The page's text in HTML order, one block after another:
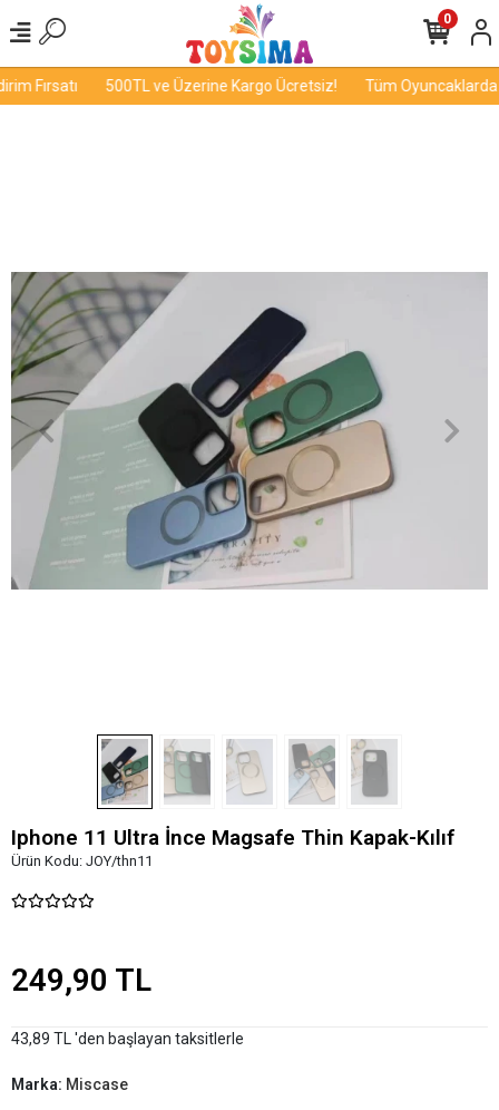
Fırsatı 500TL ve Üzerine Kargo Ücretsiz! Tüm Oyuncaklarda
0
Iphone 11 Ultra İnce Magsafe Thin Kapak-Kılıf
Ürün Kodu: JOY/thn11
249,90 TL
43,89 TL 'den başlayan taksitlerle
Marka: Miscase